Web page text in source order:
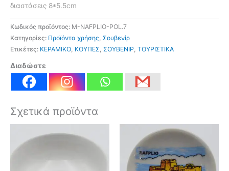
διαστάσεις 8*5.5cm
Κωδικός προϊόντος: M-NAFPLIO-POL.7
Κατηγορίες: Προϊόντα χρήσης, Σουβενίρ
Ετικέτες: ΚΕΡΑΜΙΚΟ, ΚΟΥΠΕΣ, ΣΟΥΒΕΝΙΡ, ΤΟΥΡΙΣΤΙΚΑ
Διαδώστε
Σχετικά προϊόντα